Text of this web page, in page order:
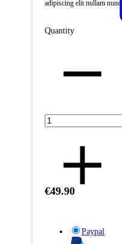
adipiscing elit nullam
Quantity
€49.90
Paypal